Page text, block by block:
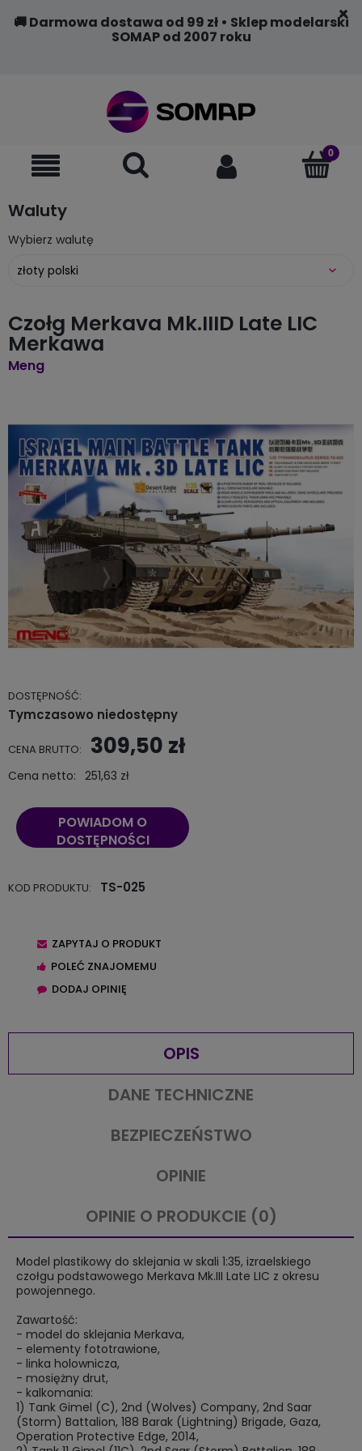
🚚 Darmowa dostawa od 99 zł • Sklep modelarski
SOMAP od 2007 roku
Waluty
Wybierz walutę
Czołg Merkava Mk.IIID Late LIC
Merkawa
Meng
DOSTĘPNOŚĆ:
Tymczasowo niedostępny
CENA BRUTTO: 309,50 zł
Cena netto: 251,63 zł
POWIADOM O
DOSTĘPNOŚCI
KOD PRODUKTU: TS-025
ZAPYTAJ O PRODUKT
POLEĆ ZNAJOMEMU
DODAJ OPINIĘ
OPIS
DANE TECHNICZNE
BEZPIECZEŃSTWO
OPINIE
OPINIE O PRODUKCIE (0)
Model plastikowy do sklejania w skali 1:35, izraelskiego
czołgu podstawowego Merkava Mk.III Late LIC z okresu
powojennego.
Zawartość:
- model do sklejania Merkava,
- elementy fototrawione,
- linka holownicza,
- mosiężny drut,
- kalkomania:
1) Tank Gimel (C), 2nd (Wolves) Company, 2nd Saar
(Storm) Battalion, 188 Barak (Lightning) Brigade, Gaza,
Operation Protective Edge, 2014,